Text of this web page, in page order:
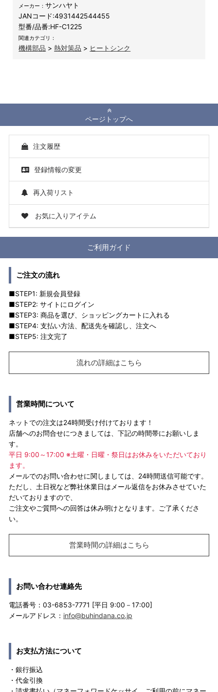
メーカー：サンハヤト
JANコード:4931442544455
型番/品番:HF-C1225
関連カテゴリ：
機構部品 >熱対策品 > ヒートシンク
ページトップへ
注文履歴
登録情報の変更
再入荷リスト
お気に入りアイテム
ご利用ガイド
ご注文の流れ
■STEP1: 新規会員登録
■STEP2: サイトにログイン
■STEP3: 商品を選び、ショッピングカートに入れる
■STEP4: 支払い方法、配送先を確認し、注文へ
■STEP5: 注文完了
流れの詳細はこちら
営業時間について
ネットでの注文は24時間受け付けております！
店舗へのお問合せにつきましては、下記の時間帯にお願いしま
す。
平日 9:00～17:00 ※土曜・日曜・祭日はお休みをいただいており
ます。
メールでのお問い合わせに関しましては、24時間送信可能です。
ただし、土日祝など弊社休業日はメール返信をお休みさせていた
だいておりますので、
ご注文やご質問への回答は休み明けとなります。ご了承くださ
い。
営業時間の詳細はこちら
お問い合わせ連絡先
電話番号：03-6853-7771 [平日 9:00－17:00]
メールアドレス： info@buhindana.co.jp
お支払方法について
・銀行振込
・代金引換